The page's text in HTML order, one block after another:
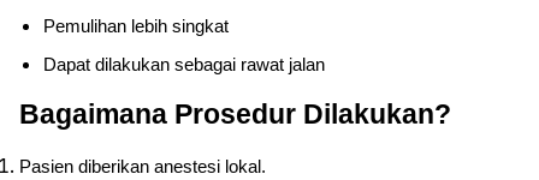
Pemulihan lebih singkat
Dapat dilakukan sebagai rawat jalan
Bagaimana Prosedur Dilakukan?
Pasien diberikan anestesi lokal.